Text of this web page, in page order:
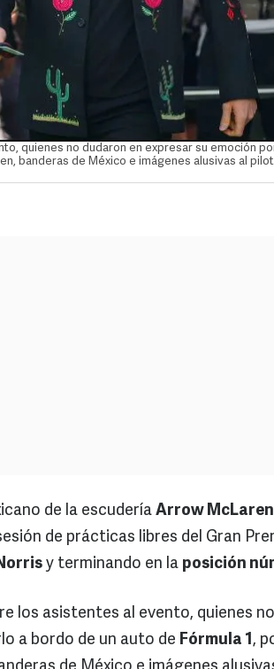
quienes no dudaron en expresar su emoción
banderas de México e imágenes alusivas al
de la escudería Arrow McLaren
de prácticas libres del Gran
y terminando en la posición
los asistentes al evento, quienes
a bordo de un auto de Fórmula 1,